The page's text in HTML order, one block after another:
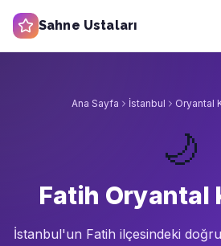
Sahne Ustaları
Ana Sayfa İstanbul Oryantal
🌙
Fatih Oryantal
İstanbul'un Fatih ilçesindeki